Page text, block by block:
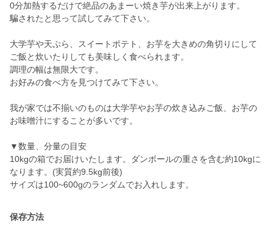
0分加熱するだけで絶品のあまーい焼き芋が出来上がります。
騙されたと思って試してみて下さい。
大学芋や天ぷら、スイートポテト、お芋を大きめの角切りにして
ご飯と炊いたりしても美味しく食べられます。
調理の幅は無限大です。
お好みの食べ方を見つけてみて下さい。
我が家では不揃いのものは大学芋やお芋の炊き込みご飯、お芋の
お味噌汁にすることが多いです。
▼数量、分量の目安
10kgの箱でお届けいたします。ダンボールの重さを含む約10kgに
なります。(実質約9.5kg前後)
サイズは100~600gのランダムでお入れします。
保存方法